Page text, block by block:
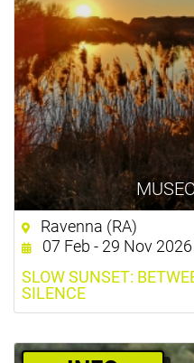
Ravenna (RA)
07 Feb - 29 Nov 2026
SLOW SUNSET:
SILENCE